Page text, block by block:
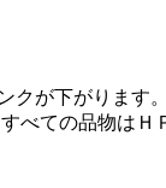
が下がりま
ての品物はＨ